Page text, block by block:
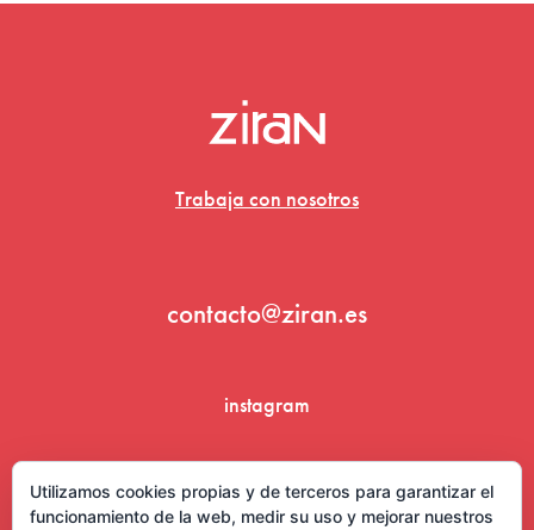
Trabaja con nosotros
contacto@ziran.es
instagram
Utilizamos cookies propias y de terceros para garantizar el
funcionamiento de la web, medir su uso y mejorar nuestros